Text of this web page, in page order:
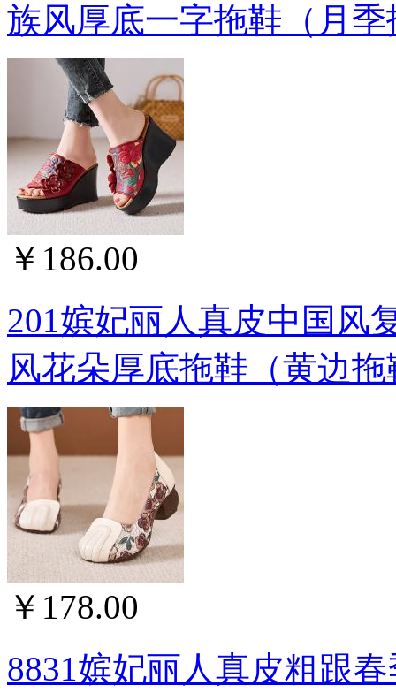
族风厚底一字拖鞋（月季
￥186.00
201嫔妃丽人真皮中国风
风花朵厚底拖鞋（黄边拖
￥178.00
8831嫔妃丽人真皮粗跟